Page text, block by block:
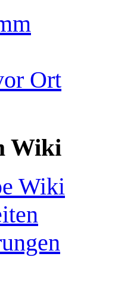
Ort
Wiki
Wiki